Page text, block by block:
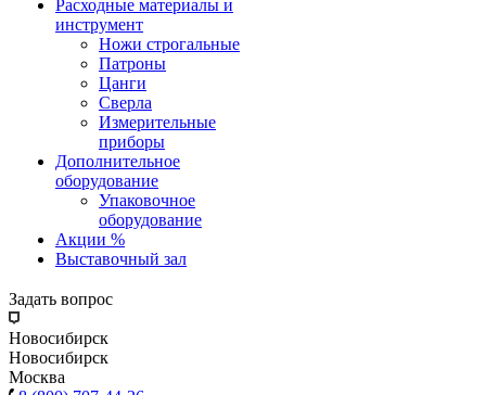
Расходные материалы и
инструмент
Ножи строгальные
Патроны
Цанги
Сверла
Измерительные
приборы
Дополнительное
оборудование
Упаковочное
оборудование
Акции %
Выставочный зал
Задать вопрос
Новосибирск
Новосибирск
Москва